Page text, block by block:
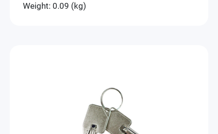
Weight: 0.09 (kg)